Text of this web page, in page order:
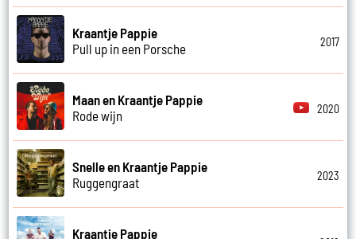
Kraantje Pappie
Pull up in een Porsche
2017
Maan en Kraantje Pappie
Rode wijn
2020
Snelle en Kraantje Pappie
Ruggengraat
2023
Kraantje Pappie